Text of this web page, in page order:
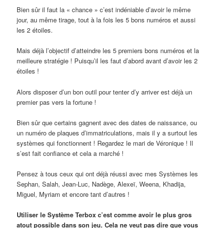
Bien sûr il faut la « chance » c’est indéniable d’avoir le même
jour, au même tirage, tout à la fois les 5 bons numéros et aussi
les 2 étoiles.
Mais déjà l’objectif d’atteindre les 5 premiers bons numéros et la
meilleure stratégie ! Puisqu’il les faut d’abord avant d’avoir les 2
étoiles !
Alors disposer d’un bon outil pour tenter d’y arriver est déjà un
premier pas vers la fortune !
Bien sûr que certains gagnent avec des dates de naissance, ou
un numéro de plaques d’immatriculations, mais il y a surtout les
systèmes qui fonctionnent ! Regardez le mari de Véronique ! Il
s’est fait confiance et cela a marché !
Pensez à tous ceux qui ont déjà réussi avec mes Systèmes les
Sephan, Salah, Jean-Luc, Nadège, Alexeï, Weena, Khadija,
Miguel, Myriam et encore tant d’autres !
Utiliser le Système Terbox c’est comme avoir le plus gros
atout possible dans son jeu. Cela ne veut pas dire que vous